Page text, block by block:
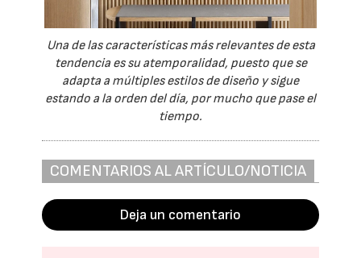
Una de las características más relevantes de esta
tendencia es su atemporalidad, puesto que se
adapta a múltiples estilos de diseño y sigue
estando a la orden del día, por mucho que pase el
tiempo.
COMENTARIOS AL ARTÍCULO/NOTICIA
Deja un comentario